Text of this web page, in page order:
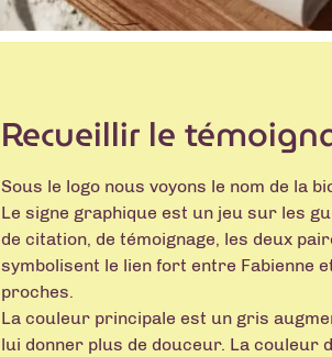
Recueillir le
Sous le logo nous voyons le nom de la
Le signe graphique est un jeu sur les
de citation, de témoignage, les deux
symbolisent le lien fort entre Fabienne
proches.
La couleur principale est un gris
lui donner plus de douceur. La couleur